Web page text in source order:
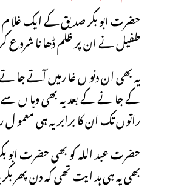
حضرت ابو بکر صد یق کے ایک غلا
طفیل نے ان پر ظلم ڈھا نا شروع کر
یہ بھی ان دنو ں غا رمیں آتے جا
کے جا نے کے بعد یہ بھی وہا ں
راتوں تک ان کا برابر یہ ہی معمو
حضرت عبد اللہ کو بھی حضرت ابو بکر
بھی یہ ہی ہد ایت تھی کہ دن پھر بکر